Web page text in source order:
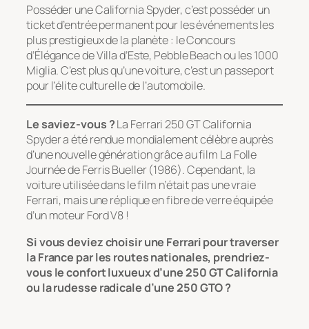
Posséder une California Spyder, c’est posséder un
ticket d’entrée permanent pour les événements les
plus prestigieux de la planète : le Concours
d’Élégance de Villa d’Este, Pebble Beach ou les 1000
Miglia. C’est plus qu’une voiture, c’est un passeport
pour l’élite culturelle de l’automobile.
Le saviez-vous ?La Ferrari 250 GT California
Spyder a été rendue mondialement célèbre auprès
d’une nouvelle génération grâce au film La Folle
Journée de Ferris Bueller(1986). Cependant, la
voiture utilisée dans le film n’était pas une vraie
Ferrari, mais une réplique en fibre de verre équipée
d’un moteur Ford V8 !
Si vous deviez choisir une Ferrari pour traverser
la France par les routes nationales, prendriez-
vous le confort luxueux d’une 250 GT California
ou la rudesse radicale d’une 250 GTO ?